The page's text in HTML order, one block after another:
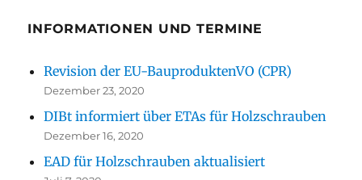
INFORMATIONEN UND TERMINE
Revision der EU-BauproduktenVO (CPR)
Dezember 23, 2020
DIBt informiert über ETAs für Holzschrauben
Dezember 16, 2020
EAD für Holzschrauben aktualisiert